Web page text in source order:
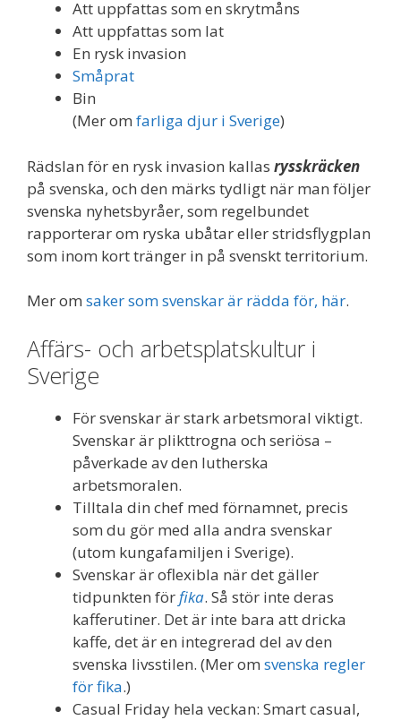
Att uppfattas som en skrytmåns
Att uppfattas som lat
En rysk invasion
Småprat
Bin
(Mer om farliga djur i Sverige)
Rädslan för en rysk invasion kallas rysskräcken
på svenska, och den märks tydligt när man följer
svenska nyhetsbyråer, som regelbundet
rapporterar om ryska ubåtar eller stridsflygplan
som inom kort tränger in på svenskt territorium.
Mer om saker som svenskar är rädda för, här.
Affärs- och arbetsplatskultur i
Sverige
För svenskar är stark arbetsmoral viktigt.
Svenskar är plikttrogna och seriösa –
påverkade av den lutherska
arbetsmoralen.
Tilltala din chef med förnamnet, precis
som du gör med alla andra svenskar
(utom kungafamiljen i Sverige).
Svenskar är oflexibla när det gäller
tidpunkten för fika. Så stör inte deras
kafferutiner. Det är inte bara att dricka
kaffe, det är en integrerad del av den
svenska livsstilen. (Mer om svenska regler
för fika.)
Casual Friday hela veckan: Smart casual,